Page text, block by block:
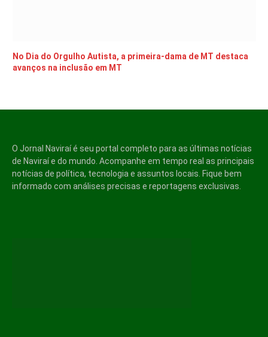
No Dia do Orgulho Autista, a primeira-dama de MT destaca
avanços na inclusão em MT
O Jornal Naviraí é seu portal completo para as últimas notícias
de Naviraí e do mundo. Acompanhe em tempo real as principais
notícias de política, tecnologia e assuntos locais. Fique bem
informado com análises precisas e reportagens exclusivas.